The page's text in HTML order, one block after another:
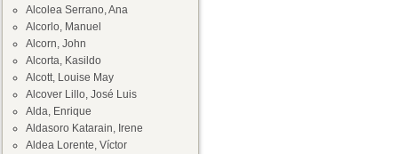
Alcolea Serrano, Ana
Alcorlo, Manuel
Alcorn, John
Alcorta, Kasildo
Alcott, Louise May
Alcover Lillo, José Luis
Alda, Enrique
Aldasoro Katarain, Irene
Aldea Lorente, Víctor